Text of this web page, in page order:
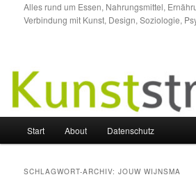
primären
sekundären
Alles rund um Essen, Nahrungsmittel,
Verbindung mit Kunst, Design, Soziologie,
Start About Datenschutz
SCHLAGWORT-ARCHIV:JOUW WIJNSMA